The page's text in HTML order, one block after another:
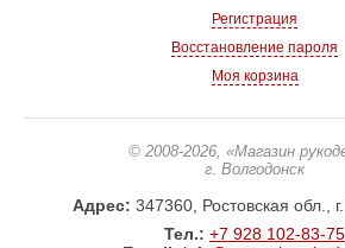
Регистрация
Восстановление пароля
Моя корзина
© 2008-2026, «Магазин
г. Волгодонск
Адрес: 347360, Ростовская обл.,
Тел.: +7 928 102-83-75